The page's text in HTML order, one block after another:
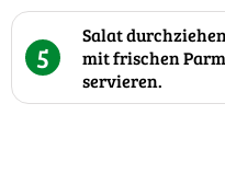
5
Salat
mit frischen
servieren.